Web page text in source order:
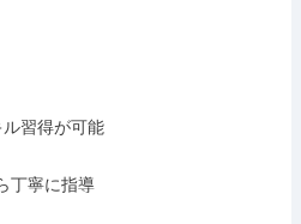
習得が可能
丁寧に指導